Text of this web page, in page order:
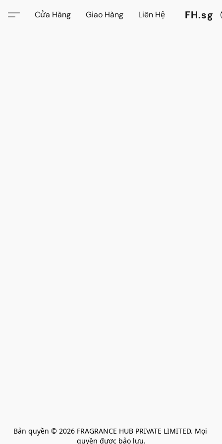
FH.sg
Cửa Hàng Giao Hàng Liên Hệ
Bản quyền © 2026 FRAGRANCE HUB PRIVATE LIMITED. Mọi
quyền được bảo lưu.